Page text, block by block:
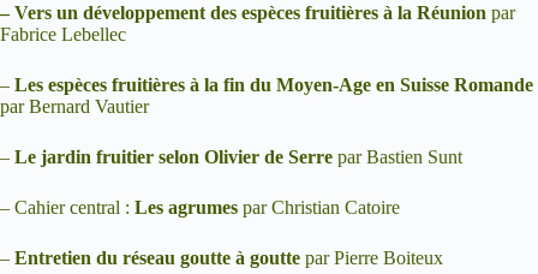
– Vers un développement des espèces fruitières à la Réunion par
Fabrice Lebellec
– Les espèces fruitières à la fin du Moyen-Age en Suisse Romande
par Bernard Vautier
– Le jardin fruitier selon Olivier de Serre par Bastien Sunt
– Cahier central : Les agrumes par Christian Catoire
– Entretien du réseau goutte à goutte par Pierre Boiteux